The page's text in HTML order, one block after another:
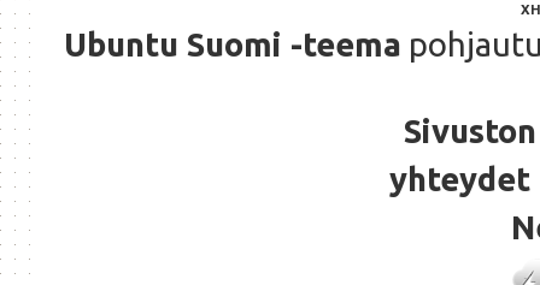
Ubuntu Suomi -teema
yhteydet